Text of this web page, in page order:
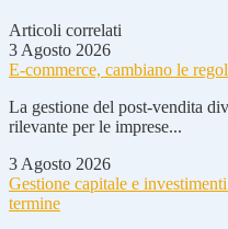
Articoli correlati
3 Agosto 2026
E-commerce, cambiano le
La gestione del post-vendita
rilevante per le imprese...
3 Agosto 2026
Gestione capitale e
termine